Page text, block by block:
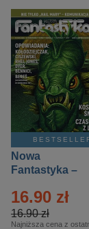
Nowa
Fantastyka –
16.90 zł
16.90 zł
Najniższa cena z